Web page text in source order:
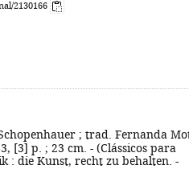
2130166
; trad. Fernanda
[3] p. ; 23 cm. - (Clássicos para
: die Kunst, recht zu behalten. -